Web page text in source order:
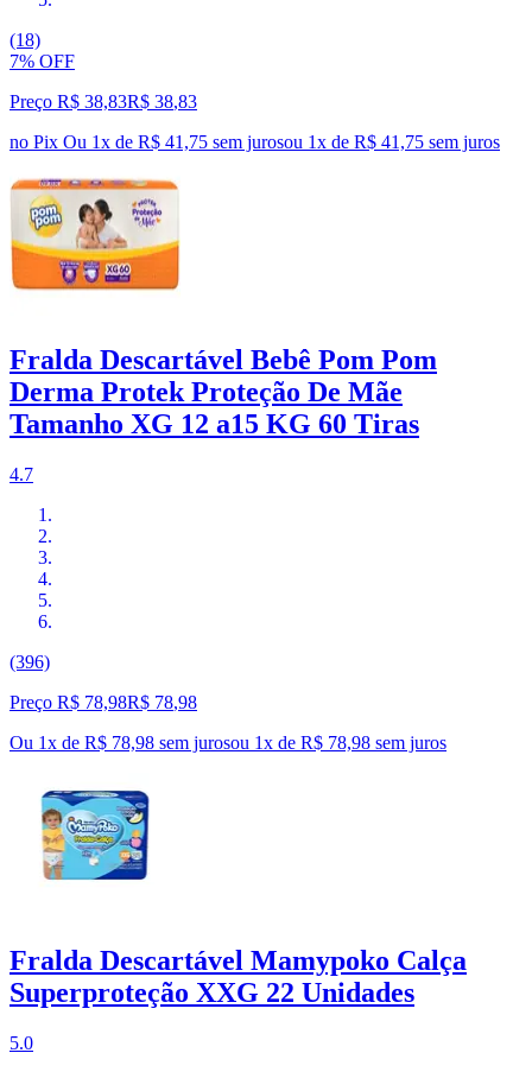
(18)
7% OFF
Preço R$ 38,83R$ 38,83
no Pix Ou 1x de R$ 41,75 sem jurosou 1x de R$ 41,75 sem juros
Fralda Descartável Bebê Pom Pom
Derma Protek Proteção De Mãe
Tamanho XG 12 a15 KG 60 Tiras
4.7
(396)
Preço R$ 78,98R$ 78,98
Ou 1x de R$ 78,98 sem jurosou 1x de R$ 78,98 sem juros
Fralda Descartável Mamypoko Calça
Superproteção XXG 22 Unidades
5.0